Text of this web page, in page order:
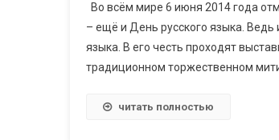
Во всём мире 6 июня 2014 года
– ещё и День русского языка. Ведь
языка. В его честь проходят
традиционном торжественном
читать полностью